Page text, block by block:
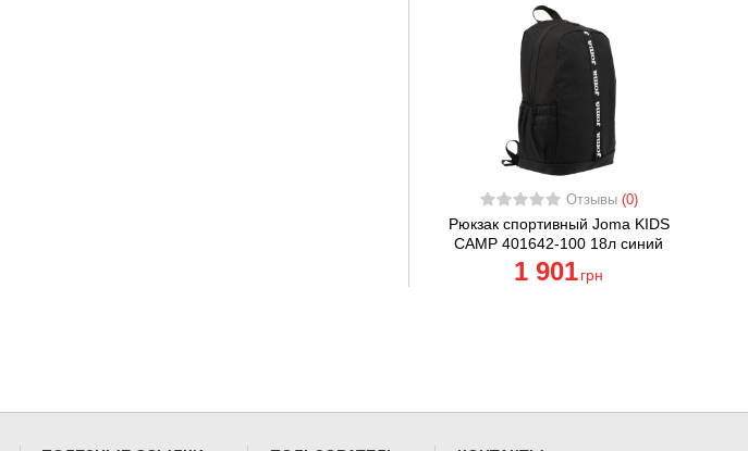
Отзывы (0)
Рюкзак спортивный Joma KIDS
CAMP 401642-100 18л синий
1 901 грн